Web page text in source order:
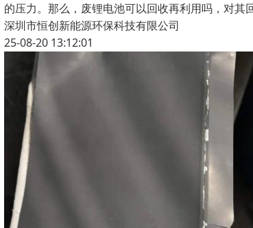
的压力。那么，废锂电池可以回收再利用吗，对
深圳市恒创新能源环保科技有限公司
25-08-20 13:12:01